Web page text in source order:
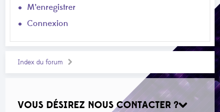
M’enregistrer
Connexion
Index du forum
VOUS DÉSIREZ NOUS CONTACTER ?